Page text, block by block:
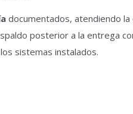
documentados, atendiendo la
posterior a la entrega
sistemas instalados.